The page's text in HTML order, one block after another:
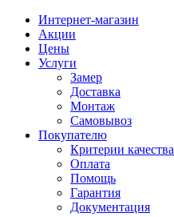
Интернет-магазин
Акции
Цены
Услуги
Замер
Доставка
Монтаж
Самовывоз
Покупателю
Критерии качества
Оплата
Помощь
Гарантия
Документация